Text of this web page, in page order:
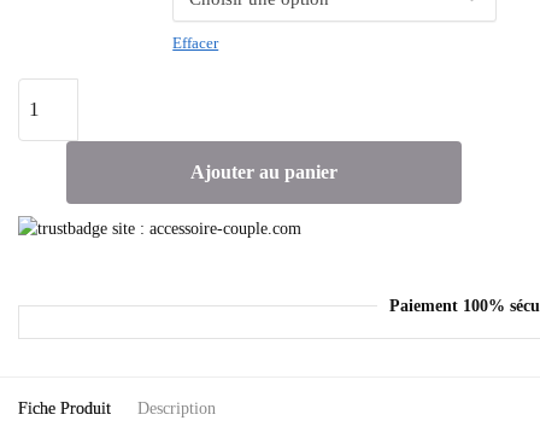
Effacer
Ajouter au panier
Paiement 100%
Fiche Produit Description